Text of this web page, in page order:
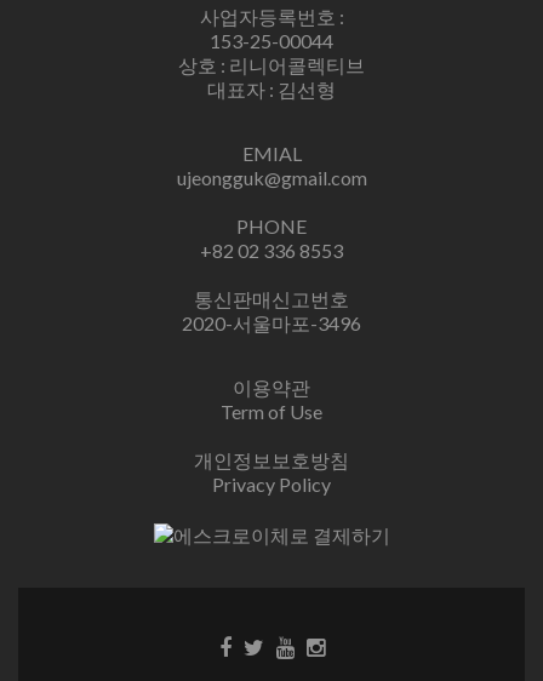
사업자등록번호 :
153-25-00044
상호 : 리니어콜렉티브
대표자 : 김선형
EMIAL
ujeongguk@gmail.com
PHONE
+82 02 336 8553
통신판매신고번호
2020-서울마포-3496
이용약관
Term of Use
개인정보보호방침
Privacy Policy